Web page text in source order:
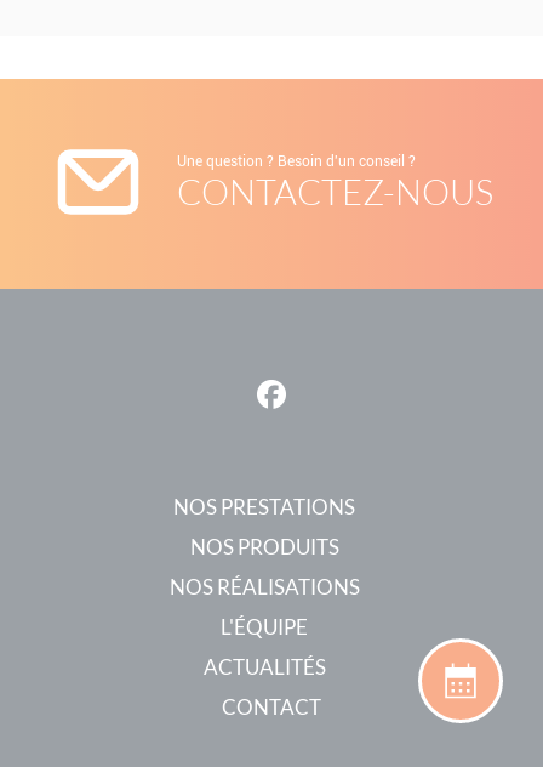
Une question ? Besoin d'un conseil ?
CONTACTEZ-NOUS
NOS PRESTATIONS
NOS PRODUITS
NOS RÉALISATIONS
L'ÉQUIPE
ACTUALITÉS
CONTACT